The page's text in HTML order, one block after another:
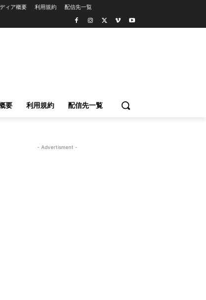
ィア概要 利用規約 配信先一覧
要 利用規約 配信先一覧
- Advertisment -